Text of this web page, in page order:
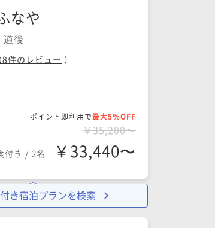
なや
後
件のレビュー ）
ポイント即利用で最大5％OFF
￥35,200〜
付き / 2名 ￥33,440〜
き宿泊プランを検索